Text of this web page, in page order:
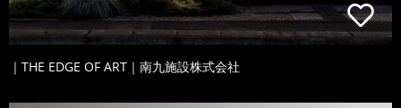
｜THE EDGE OF ART｜南九施設株式会社